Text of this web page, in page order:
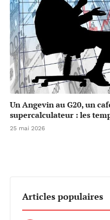
Un Angevin au G20, un
supercalculateur : les
25 mai 2026
Articles populaires